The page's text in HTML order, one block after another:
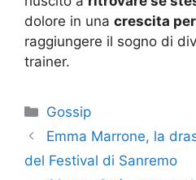
dolore in una crescita
raggiungere il sogno di
trainer.
Categorie
Gossip
Emma Marrone, la
del Festival di Sanremo